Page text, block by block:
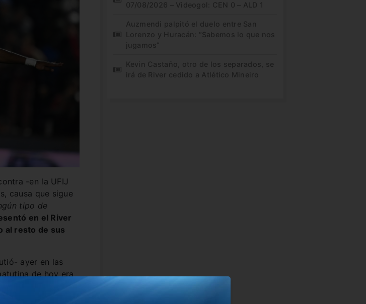
-en la UFIJ
causa que sigue
tipo de
en el River
al resto de sus
ayer en las
de hoy era
años en el
07/08/2026 – Videogol: CEN 0 – ALD 1
Auzmendi palpitó el duelo entre San
Lorenzo y Huracán: “Sabemos lo que nos
jugamos”
Kevin Castaño, otro de los separados, se
irá de River cedido a Atlético Mineiro